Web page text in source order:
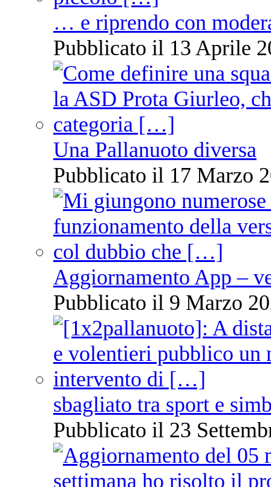
… e riprendo con
Pubblicato il 13 Aprile
Una Pallanuoto diversa
Pubblicato il 17 Marzo
Aggiornamento App –
Pubblicato il 9 Marzo
sbagliato tra sport e
Pubblicato il 23